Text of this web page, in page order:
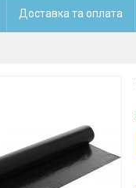
Доставка та оплата